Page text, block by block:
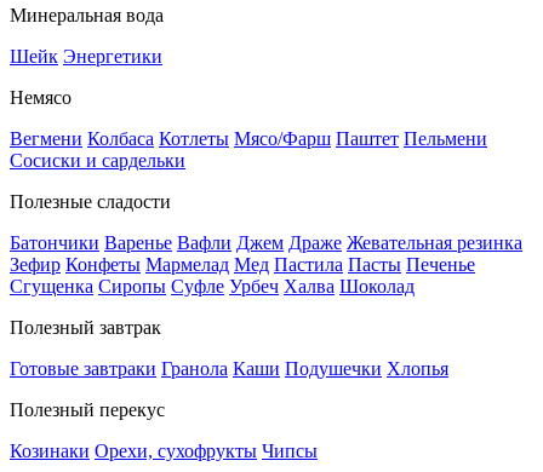
Минеральная вода
Шейк Энергетики
Немясо
Вегмени Колбаса Котлеты Мясо/Фарш Паштет Пельмени
Сосиски и сардельки
Полезные сладости
Батончики Варенье Вафли Джем Драже Жевательная резинка
Зефир Конфеты Мармелад Мед Пастила Пасты Печенье
Сгущенка Сиропы Суфле Урбеч Халва Шоколад
Полезный завтрак
Готовые завтраки Гранола Каши Подушечки Хлопья
Полезный перекус
Козинаки Орехи, сухофрукты Чипсы